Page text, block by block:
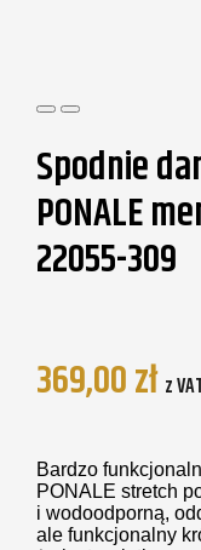
Spodnie
PONALE
22055-309
369,00zł z
Bardzo
PONALE stretch
i wodoodporną,
ale funkcjonalny